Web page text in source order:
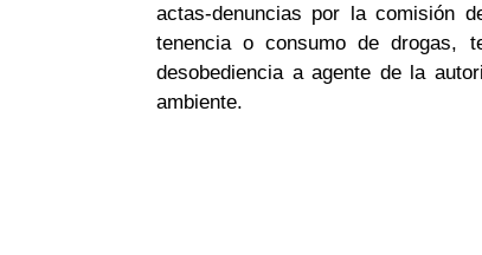
actas-denuncias por la comisión
tenencia o consumo de drogas,
desobediencia a agente de la
ambiente.